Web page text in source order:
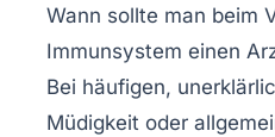
Wann sollte man beim
Immunsystem einen
Bei häufigen,
Müdigkeit oder